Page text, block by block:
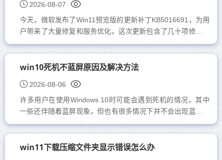
2026-08-07
今天，微软发布了Win11预览版的更新补丁KB5016691，为用
户带来了大量修复和服务优化。这次更新包含了几十项修复内
容和改进，旨在提升系统的稳定性和性能。那么，具体更新了
哪些内容...
win10死机不蓝屏原因及解决方法
2026-08-06
许多用户在使用Windows 10时可能会遇到死机的情况，其中
一些还伴随着蓝屏现象，但也有很多情况下并不会出现蓝屏。
那么，为什么会出现Windows 10死机但不蓝屏的情况呢？其
实，这种问题...
win11下载压缩文件夹显示错误怎么办